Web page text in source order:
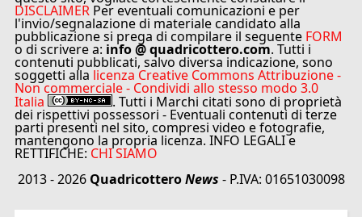
DISCLAIMER Per eventuali comunicazioni e per
l'invio/segnalazione di materiale candidato alla
pubblicazione si prega di compilare il seguente FORM
o di scrivere a: info @ quadricottero.com. Tutti i
contenuti pubblicati, salvo diversa indicazione, sono
soggetti alla licenza Creative Commons Attribuzione -
Non commerciale - Condividi allo stesso modo 3.0
Italia . Tutti i Marchi citati sono di proprietà
dei rispettivi possessori - Eventuali contenuti di terze
parti presenti nel sito, compresi video e fotografie,
mantengono la propria licenza. INFO LEGALI e
RETTIFICHE: CHI SIAMO
2013 - 2026 QuadricotteroNews - P.IVA: 01651030098